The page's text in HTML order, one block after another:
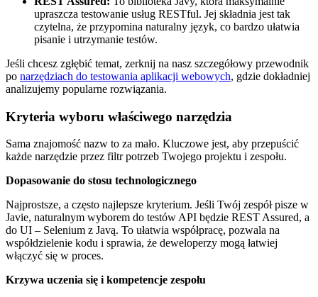
upraszcza testowanie usług RESTful. Jej składnia jest tak
czytelna, że przypomina naturalny język, co bardzo ułatwia
pisanie i utrzymanie testów.
Jeśli chcesz zgłębić temat, zerknij na nasz szczegółowy przewodnik
po narzędziach do testowania aplikacji webowych, gdzie dokładniej
analizujemy popularne rozwiązania.
Kryteria wyboru właściwego narzędzia
Sama znajomość nazw to za mało. Kluczowe jest, aby przepuścić
każde narzędzie przez filtr potrzeb Twojego projektu i zespołu.
Dopasowanie do stosu technologicznego
Najprostsze, a często najlepsze kryterium. Jeśli Twój zespół pisze w
Javie, naturalnym wyborem do testów API będzie REST Assured, a
do UI – Selenium z Javą. To ułatwia współpracę, pozwala na
współdzielenie kodu i sprawia, że deweloperzy mogą łatwiej
włączyć się w proces.
Krzywa uczenia się i kompetencje zespołu